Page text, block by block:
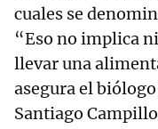
cuales se
“Eso no implica
llevar una
asegura el
Santiago